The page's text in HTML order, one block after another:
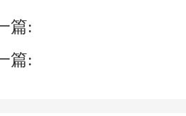
民对个性化旅
篇:
篇: